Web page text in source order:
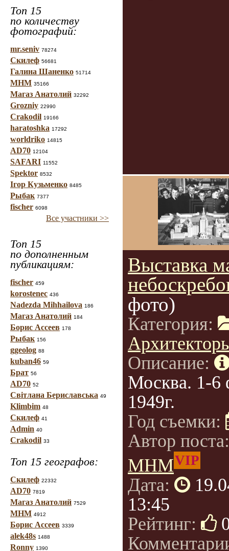
Топ 15
по количеству
фотографий:
mr.seniv 78274
Скилеф 56681
Галина Шаненко 51714
МНМ 35166
Магаз Анатолий 32292
Grozniy 22990
Crakodil 19166
haratoshka 17292
worldriko 14815
AD70 12104
SAFARI 11552
Spektor 8532
Ігор Кузьменко 8485
Рыбак 7377
fischer 6098
Все участники >>
Топ 15
по дополненным
публикациям:
fischer 459
korostenec 436
Nadezda Mihhailova 186
Магаз Анатолий 184
Борис Ассеев 178
Рыбак 156
ggeolog 88
kuban46 59
Брат 56
AD70 52
Світлана Бериславська 49
Klimbim 48
Скилеф 41
Admin 40
Crakodil 33
Топ 15 географов:
Скилеф 22332
AD70 7819
Магаз Анатолий 7529
МНМ 4912
Борис Ассеев 3339
alek48s 1488
Ronny 1390
Выставка
фото)
Категория:
Описание:
Москва. 1-6
1949г.
Год съемки:
Автор
МНМVIP
Дата:
13:45
Рейтинг: